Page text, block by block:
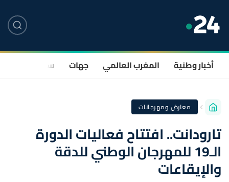
أخبار وطنية المغرب العالمي جهات سياسة
معارض ومهرجانات
تارودانت.. افتتاح فعاليات الدورة
الـ19 للمهرجان الوطني للدقة
والإيقاعات